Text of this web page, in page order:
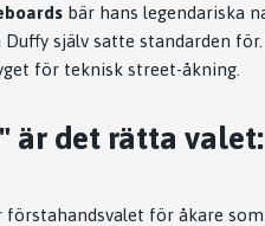
bär hans legendariska
själv satte standarden för.
för teknisk street-åkning.
är det rätta valet:
förstahandsvalet för åkare